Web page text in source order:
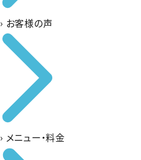
› お客様の声
› メニュー・料金